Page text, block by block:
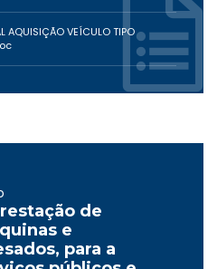
AQUISIÇÃO VEÍCULO TIPO
de
e
para a